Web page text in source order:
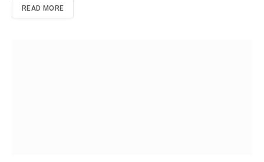
READ MORE